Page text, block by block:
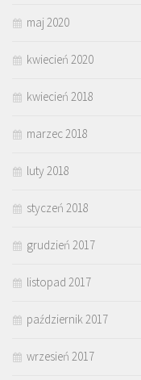
maj 2020
kwiecień 2020
kwiecień 2018
marzec 2018
luty 2018
styczeń 2018
grudzień 2017
listopad 2017
październik 2017
wrzesień 2017